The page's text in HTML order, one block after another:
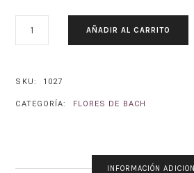
ROJO-
AESCULUS
CANTIDAD
AÑADIR AL CARRITO
SKU: 1027
CATEGORÍA: FLORES DE BACH
INFORMACIÓN